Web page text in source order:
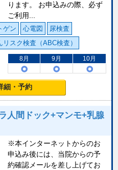
ります。 お申込みの際、必ず
ご利用...
ゲン 心電図
尿検査
リスク検査（ABC検査）
8月 9月 10月
細・予約
人間ドック+マンモ+乳腺
※本インターネットからのお
申込み後には、当院からの予
約確認メールを差し上げてお